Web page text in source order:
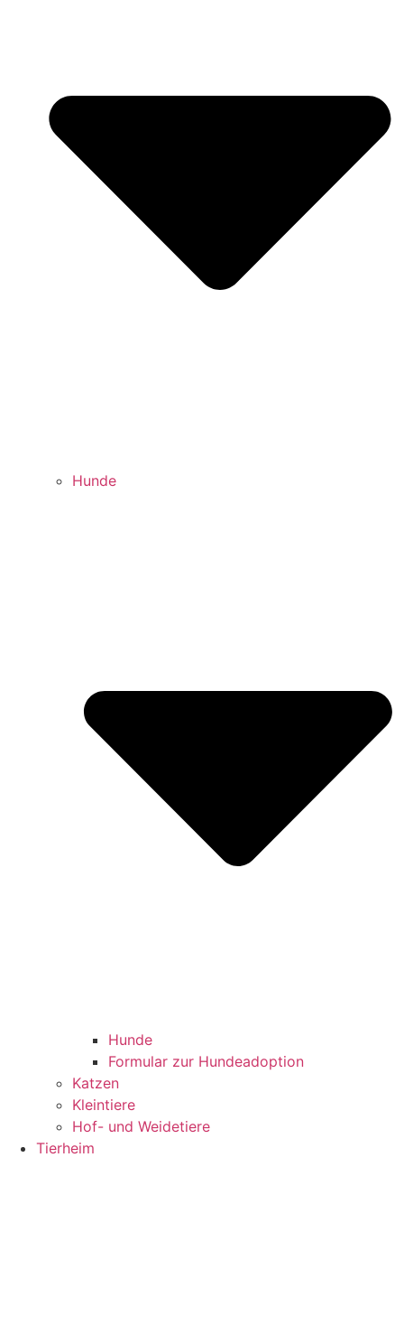
Hunde
Hunde
Formular zur Hundeadoption
Katzen
Kleintiere
Hof- und Weidetiere
Tierheim